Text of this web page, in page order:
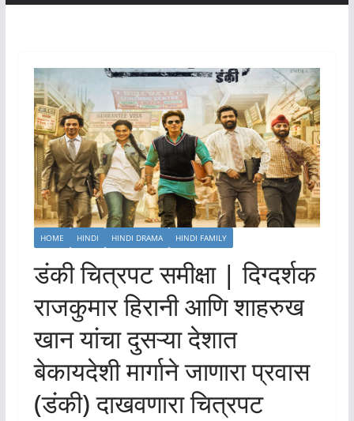
HOME HINDI HINDI DRAMA HINDI FAMILY
डंकी चित्रपट समीक्षा | दिग्दर्शक
राजकुमार हिरानी आणि शाहरुख
खान यांचा दुसऱ्या देशात
बेकायदेशी मार्गाने जाणारा प्रवास
(डंकी) दाखवणारा चित्रपट